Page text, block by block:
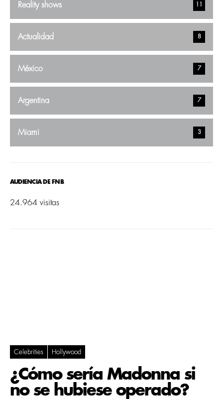
Reality shows
Actualidad 8
México 7
Argentina 7
Miami 3
AUDIENCIA DE FNB
24.964 visitas
Celebrities Hollywood
¿Cómo sería Madonna si
no se hubiese operado?